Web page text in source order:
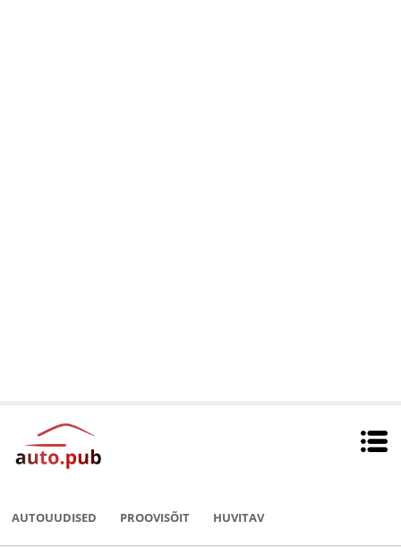
AUTOUUDISED PROOVISÕIT HUVITAV